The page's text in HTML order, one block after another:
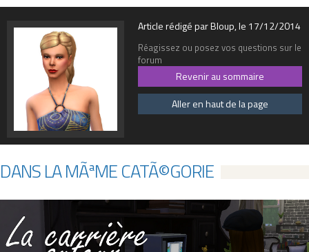
Article rédigé par Bloup, le 17/12/2014
Réagissez ou posez vos questions sur le
forum
Revenir au sommaire
Aller en haut de la page
DANS LA MÃªME CATÃ©GORIE